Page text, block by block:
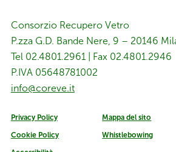
Consorzio Recupero Vetro
P.zza G.D. Bande Nere, 9 – 20146
Tel 02.4801.2961 | Fax 02.4801.2946
P.IVA 05648781002
info@coreve.it
Privacy Policy
Cookie Policy
Mappa del sito
Whistlebowing